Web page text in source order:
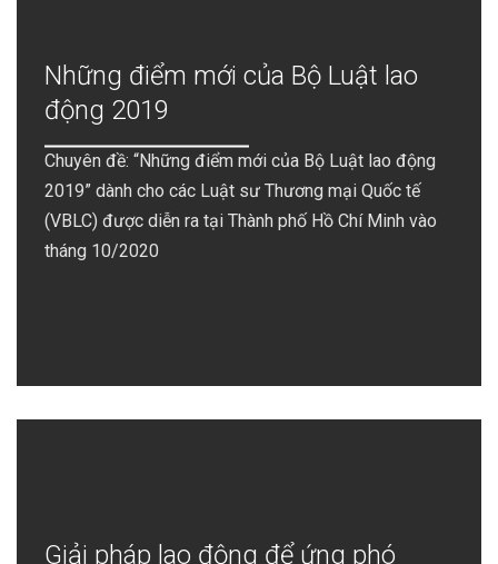
Những điểm mới của Bộ Luật lao
động 2019
Chuyên đề: “Những điểm mới của Bộ Luật lao động
2019” dành cho các Luật sư Thương mại Quốc tế
(VBLC) được diễn ra tại Thành phố Hồ Chí Minh vào
tháng 10/2020
Giải pháp lao động để ứng phó